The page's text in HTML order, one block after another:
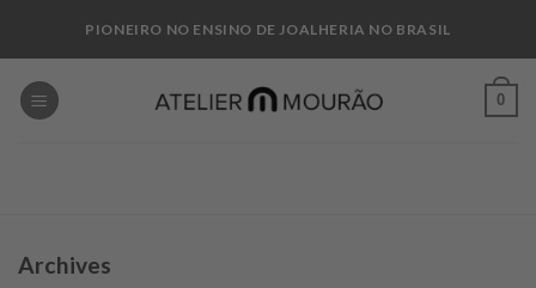
PIONEIRO NO ENSINO DE JOALHERIA NO BRASIL
0
Archives